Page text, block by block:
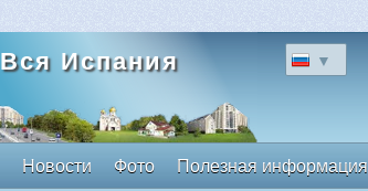
Вся Испания ▼
Новости Фото Полезная информация